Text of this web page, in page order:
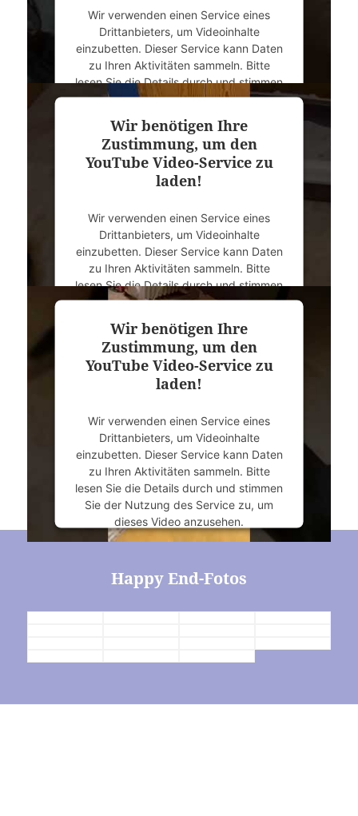
powered byUsercentrics Consent
Management Platform&eRecht24
Wir verwenden einen Service eines
Drittanbieters, um Videoinhalte
einzubetten. Dieser Service kann Daten
zu Ihren Aktivitäten sammeln. Bitte
lesen Sie die Details durch und stimmen
Sie der Nutzung des Service zu, um
Mehr Informationen
powered byUsercentrics Consent
Management Platform&eRecht24
Wir benötigen Ihre
Zustimmung, um den
YouTube Video-Service zu
laden!
Wir verwenden einen Service eines
Drittanbieters, um Videoinhalte
einzubetten. Dieser Service kann Daten
zu Ihren Aktivitäten sammeln. Bitte
lesen Sie die Details durch und stimmen
Sie der Nutzung des Service zu, um
Mehr Informationen
powered byUsercentrics Consent
Management Platform&eRecht24
Wir benötigen Ihre
Zustimmung, um den
YouTube Video-Service zu
laden!
Wir verwenden einen Service eines
Drittanbieters, um Videoinhalte
einzubetten. Dieser Service kann Daten
zu Ihren Aktivitäten sammeln. Bitte
lesen Sie die Details durch und stimmen
Sie der Nutzung des Service zu, um
dieses Video anzusehen.
eRecht24
Happy End-Fotos